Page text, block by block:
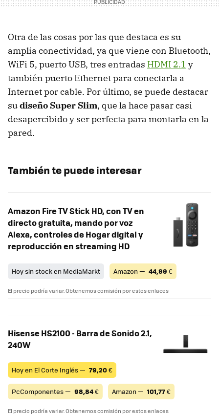
Otra de las cosas por las que destaca es su
amplia conectividad, ya que viene con Bluetooth,
WiFi 5, puerto USB, tres entradas HDMI 2.1 y
también puerto Ethernet para conectarla a
Internet por cable. Por último, se puede destacar
sudiseño Super Slim, que la hace pasar casi
desapercibido y ser perfecta para montarla en la
pared.
También te puede interesar
Amazon Fire TV Stick HD, con TV en
directo gratuita, mando por voz
Alexa, controles de Hogar digital y
reproducción en streaming HD
Hoy sin stock en MediaMarkt Amazon — 44,99 €
El precio podría variar. Obtenemos comisión por estos enlaces
Hisense HS2100 - Barra de Sonido 2.1,
240W
Hoy en El Corte Inglés — 79,20€
PcComponentes — 98,84€ Amazon — 101,77€
El precio podría variar. Obtenemos comisión por estos enlaces